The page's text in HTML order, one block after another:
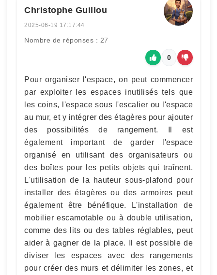
Christophe Guillou
2025-06-19 17:17:44
Nombre de réponses : 27
0
Pour organiser l'espace, on peut commencer
par exploiter les espaces inutilisés tels que
les coins, l'espace sous l'escalier ou l'espace
au mur, et y intégrer des étagères pour ajouter
des possibilités de rangement. Il est
également important de garder l'espace
organisé en utilisant des organisateurs ou
des boîtes pour les petits objets qui traînent.
L'utilisation de la hauteur sous-plafond pour
installer des étagères ou des armoires peut
également être bénéfique. L'installation de
mobilier escamotable ou à double utilisation,
comme des lits ou des tables réglables, peut
aider à gagner de la place. Il est possible de
diviser les espaces avec des rangements
pour créer des murs et délimiter les zones, et